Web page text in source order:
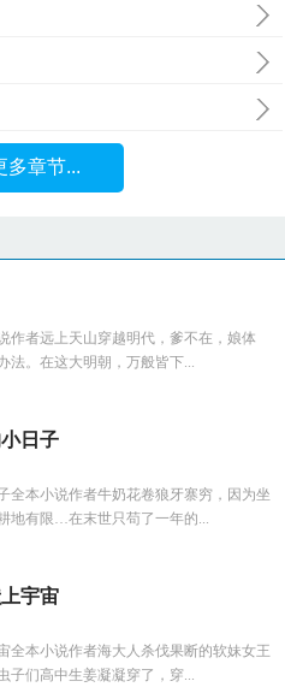
多章节...
作者远上天山穿越明代，爹不在，娘体
法。在这大明朝，万般皆下...
日子
全本小说作者牛奶花卷狼牙寨穷，因为坐
地有限…在末世只苟了一年的...
宇宙
全本小说作者海大人杀伐果断的软妹女王
子们高中生姜凝凝穿了，穿...